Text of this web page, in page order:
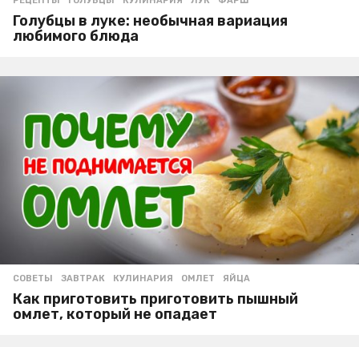
Голубцы в луке: необычная вариация
любимого блюда
СОВЕТЫ ЗАВТРАК ,КУЛИНАРИЯ ,ОМЛЕТ ,ЯЙЦА
Как приготовить приготовить пышный
омлет, который не опадает